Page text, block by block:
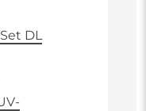
DL